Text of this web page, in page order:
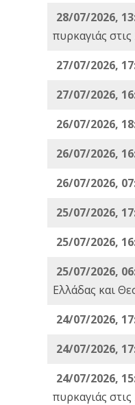
28/07/2026,
πυρκαγιάς
27/07/2026,
27/07/2026,
26/07/2026,
26/07/2026,
26/07/2026,
25/07/2026,
25/07/2026,
25/07/2026,
Ελλάδας και
24/07/2026,
24/07/2026,
24/07/2026,
πυρκαγιάς